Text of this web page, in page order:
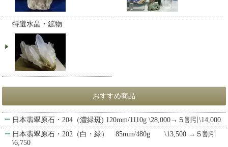
特選水晶・鉱物
おすすめ商品
日本翡翠原石・204（濃緑斑) 120mm/1110g \28,000→５割引\14,000
日本翡翠原石・202（白・緑） 85mm/480g \13,500 →５割引
\6,750